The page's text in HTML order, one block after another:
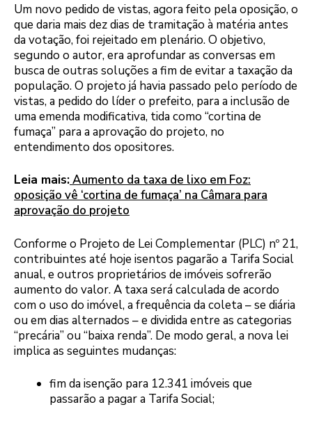
Um novo pedido de vistas, agora feito pela oposição, o
que daria mais dez dias de tramitação à matéria antes
da votação, foi rejeitado em plenário. O objetivo,
segundo o autor, era aprofundar as conversas em
busca de outras soluções a fim de evitar a taxação da
população. O projeto já havia passado pelo período de
vistas, a pedido do líder o prefeito, para a inclusão de
uma emenda modificativa, tida como “cortina de
fumaça” para a aprovação do projeto, no
entendimento dos opositores.
Leia mais:Aumento da taxa de lixo em Foz:
oposição vê ‘cortina de fumaça’ na Câmara para
aprovação do projeto
Conforme o Projeto de Lei Complementar (PLC) nº 21,
contribuintes até hoje isentos pagarão a Tarifa Social
anual, e outros proprietários de imóveis sofrerão
aumento do valor. A taxa será calculada de acordo
com o uso do imóvel, a frequência da coleta – se diária
ou em dias alternados – e dividida entre as categorias
“precária” ou “baixa renda”. De modo geral, a nova lei
implica as seguintes mudanças:
fim da isenção para 12.341 imóveis que
passarão a pagar a Tarifa Social;